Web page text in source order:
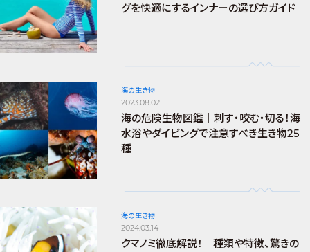
グを快適にするインナーの選び方ガイド
海の生き物
2023.08.02
海の危険生物図鑑｜刺す・咬む・切る！海
水浴やダイビングで注意すべき生き物25
種
海の生き物
2024.03.14
クマノミ徹底解説！ 種類や特徴、驚きの